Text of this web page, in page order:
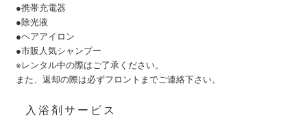
●携帯充電器
●除光液
●ヘアアイロン
●市販人気シャンプー
※レンタル中の際はご了承ください。
また、返却の際は必ずフロントまでご連絡下さい。
入浴剤サービス